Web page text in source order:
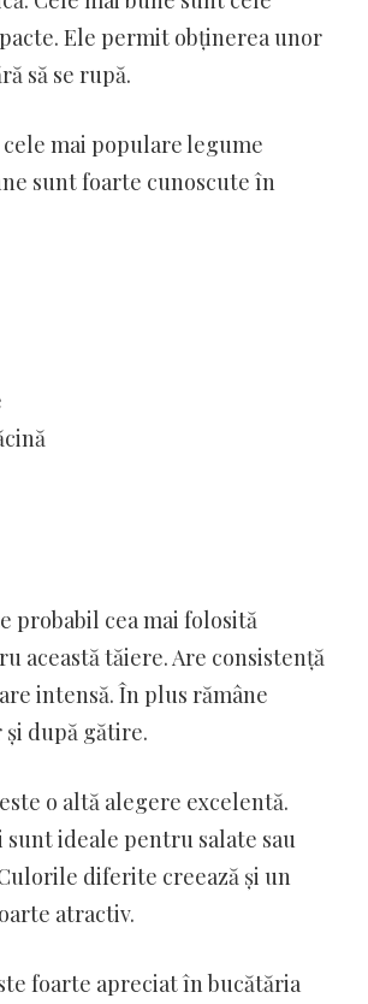
Ele permit obținerea unor
să se rupă.
mai populare legume
sunt foarte cunoscute în
probabil cea mai folosită
această tăiere. Are consistență
intensă. În plus rămâne
după gătire.
o altă alegere excelentă.
ideale pentru salate sau
diferite creează și un
atractiv.
foarte apreciat în bucătăria